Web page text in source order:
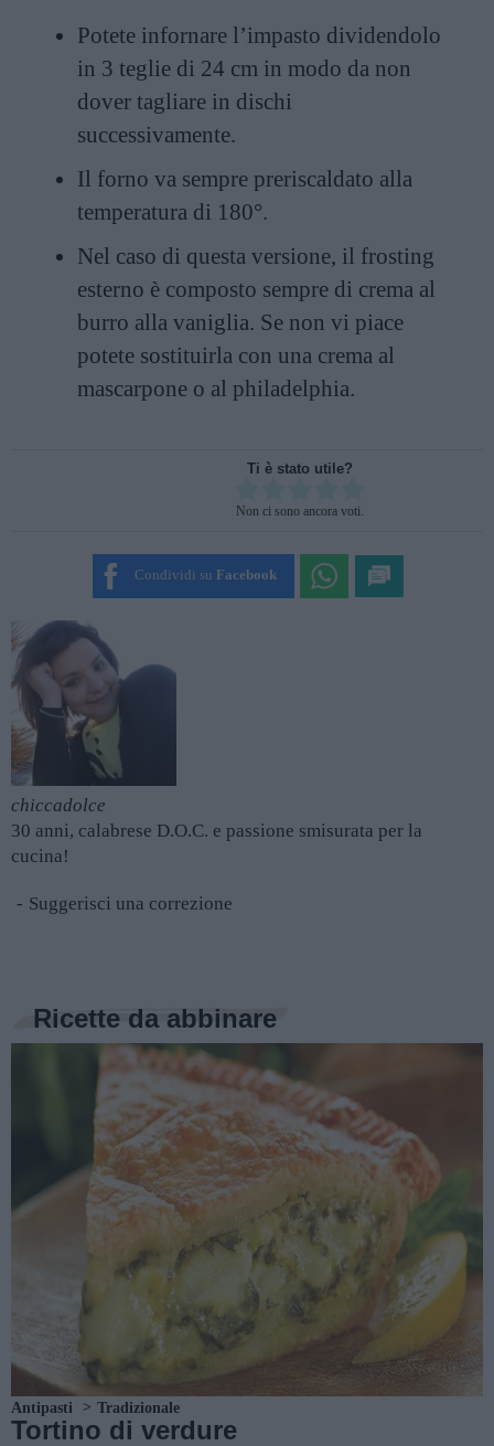
Potete infornare l’impasto dividendolo
in 3 teglie di 24 cm in modo da non
dover tagliare in dischi
successivamente.
Il forno va sempre preriscaldato alla
temperatura di 180°.
Nel caso di questa versione, il frosting
esterno è composto sempre di crema al
burro alla vaniglia. Se non vi piace
potete sostituirla con una crema al
mascarpone o al philadelphia.
Ti è stato utile?
SUBMIT RATING
Non ci sono ancora voti.
Condividi su Facebook
chiccadolce
30 anni, calabrese D.O.C. e passione smisurata per la
cucina!
Suggerisci una correzione
Ricette da abbinare
Antipasti Tradizionale
Tortino di verdure